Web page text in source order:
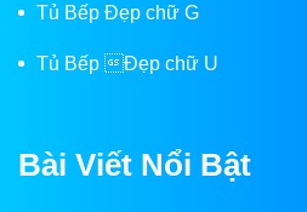
Tủ Bếp Đẹp chữ G
Tủ Bếp Đẹp chữ U
Bài Viết Nổi Bật